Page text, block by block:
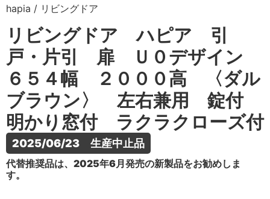
hapia / リビングドア
リビングドア ハピア 引
戸・片引 扉 Ｕ０デザイン
６５４幅 ２０００高 〈ダル
ブラウン〉 左右兼用 錠付
明かり窓付 ラクラクローズ付
2025/06/23　生産中止品
代替推奨品は、2025年6月発売の新製品をお勧めしま
す。